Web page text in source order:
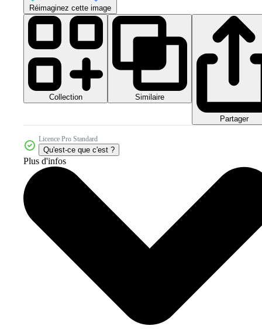
Réimaginez cette image
Collection Similaire
Partager
Licence Pro Standard
Qu'est-ce que c'est ?
Plus d'infos